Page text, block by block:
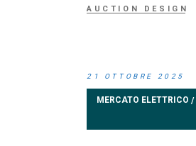
AUCTION DESIGN
21 OTTOBRE 2025
MERCATO ELETTRICO /